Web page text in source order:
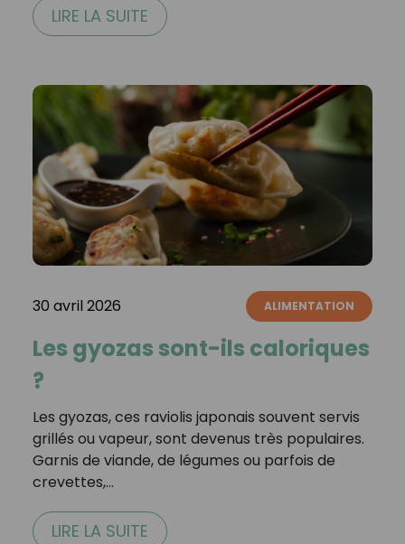
LIRE LA SUITE
30 avril 2026 ALIMENTATION
Les gyozas sont-ils caloriques
?
Les gyozas, ces raviolis japonais souvent servis
grillés ou vapeur, sont devenus très populaires.
Garnis de viande, de légumes ou parfois de
crevettes,…
LIRE LA SUITE